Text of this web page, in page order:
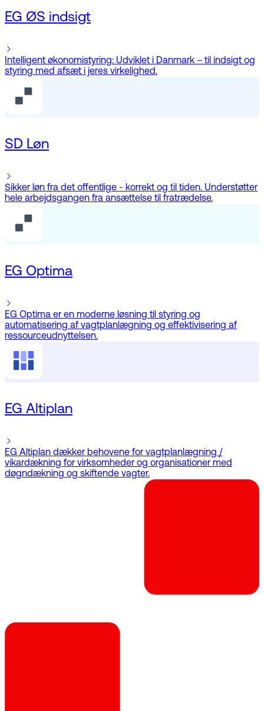
EG ØS indsigt
Intelligent økonomistyring: Udviklet i Danmark – til indsigt og
styring med afsæt i jeres virkelighed.
SD Løn
Sikker løn fra det offentlige - korrekt og til tiden. Understøtter
hele arbejdsgangen fra ansættelse til fratrædelse.
EG Optima
EG Optima er en moderne løsning til styring og
automatisering af vagtplanlægning og effektivisering af
ressourceudnyttelsen.
EG Altiplan
EG Altiplan dækker behovene for vagtplanlægning /
vikardækning for virksomheder og organisationer med
døgndækning og skiftende vagter.